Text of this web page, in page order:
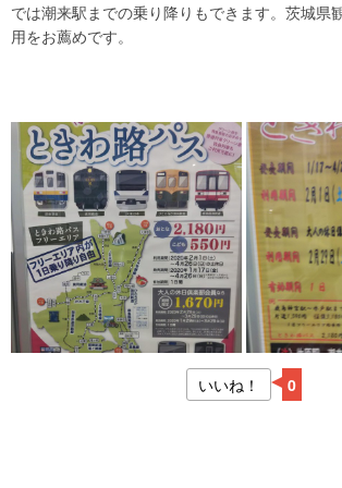
では潮来駅までの乗り降りもできます。茨城県
用をお薦めです。
いいね！ 0